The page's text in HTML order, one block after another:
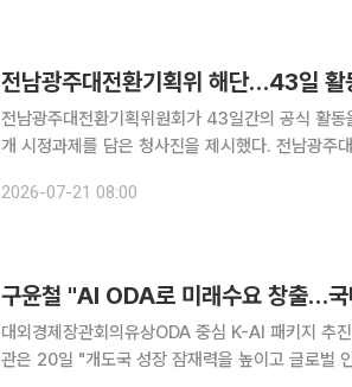
전남광주대전환기획위 해단…43일 활
전남광주대전환기획위원회가 43일간의 공식 활
개 시정과제를 담은 청사진을 제시했다. 전남광주대전환기획위원회는 20일 무안 청사 왕인실에서
2026-07-21 08:00
구윤철 "AI ODA로 미래수요 창출…국
대외경제장관회의유상ODA 중심 K-AI 패키지 추진전략 발표 구윤철 경제부총리
관은 20일 "개도국 성장 잠재력을 높이고 글로벌